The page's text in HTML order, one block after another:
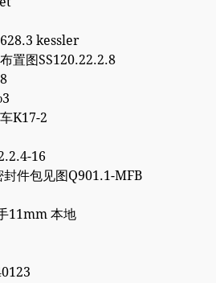
kessler
置图SS120.22.2.8
K17-2
16
件包见图Q901.1-MFB
11mm 本地